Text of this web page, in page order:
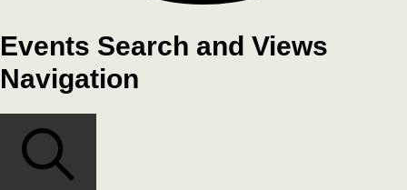
Events Search and Views
Navigation